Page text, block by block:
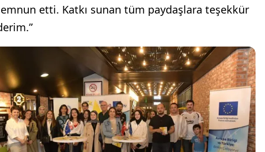
etti. Katkı sunan tüm paydaşlara teşekkür